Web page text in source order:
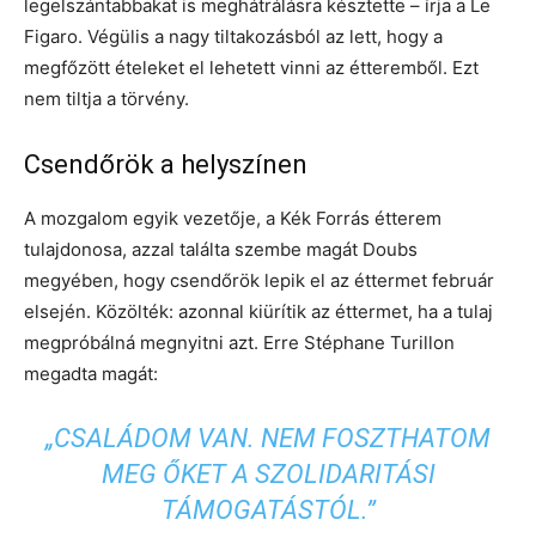
legelszántabbakat is meghátrálásra késztette – írja a Le
Figaro. Végülis a nagy tiltakozásból az lett, hogy a
megfőzött ételeket el lehetett vinni az étteremből. Ezt
nem tiltja a törvény.
Csendőrök a helyszínen
A mozgalom egyik vezetője, a Kék Forrás étterem
tulajdonosa, azzal találta szembe magát Doubs
megyében, hogy csendőrök lepik el az éttermet február
elsején. Közölték: azonnal kiürítik az éttermet, ha a tulaj
megpróbálná megnyitni azt. Erre Stéphane Turillon
megadta magát:
„CSALÁDOM VAN. NEM FOSZTHATOM
MEG ŐKET A SZOLIDARITÁSI
TÁMOGATÁSTÓL.”